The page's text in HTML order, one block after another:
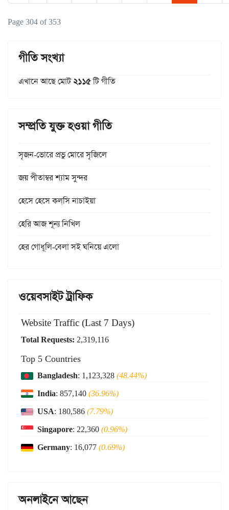
Page 304 of 353
গীতি সংখ্যা
এখানে আছে মোট২১১৫টি গীতি
সম্প্রতি যুক্ত হওয়া গীতি
সৃজন-ভোরে প্রভু মোরে সৃজিলে
জয় পীতাম্বর শ্যাম সুন্দর
হেসে হেসে কল্‌সি নাচাইয়া
হেরি আজ শূন্য নিখিল
হের গোধূলি-বেলা সই ঘনিয়ে এলো
ওয়েবসাইট ট্রাফিক
Website Traffic (Last 7 Days)
Total Requests: 2,319,116
Top 5 Countries
Bangladesh: 1,123,328(48.44%)
India: 857,140(36.96%)
USA: 180,586(7.79%)
Singapore: 22,360(0.96%)
Germany: 16,077(0.69%)
অনলাইনে আছেন